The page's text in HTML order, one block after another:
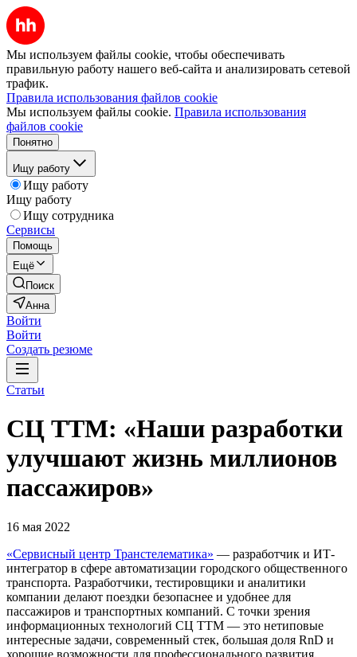
Мы используем файлы cookie, чтобы обеспечивать
правильную работу нашего веб-сайта и анализировать сетевой
трафик.
Правила использования файлов cookie
Мы используем файлы cookie. Правила использования
файлов cookie
Понятно
Ищу работу
Ищу работу
Ищу работу
Ищу сотрудника
Сервисы
Помощь
Ещё
Поиск
Анна
Войти
Войти
Создать резюме
Статьи
СЦ ТТМ: «Наши разработки
улучшают жизнь миллионов
пассажиров»
16 мая 2022
«Сервисный центр Транстелематика» — разработчик и ИТ-
интегратор в сфере автоматизации городского общественного
транспорта. Разработчики, тестировщики и аналитики
компании делают поездки безопаснее и удобнее для
пассажиров и транспортных компаний. С точки зрения
информационных технологий СЦ ТТМ — это нетиповые
интересные задачи, современный стек, большая доля RnD и
хорошие возможности для профессионального развития.